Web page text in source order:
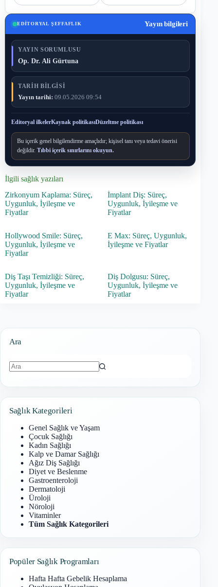
EDITORYAL ŞEFFAFLIK Yayın bilgileri
YAYIN SORUMLUSU
Op. Dr. Ali Gürtuna
TARIH BILGISI
Yayın tarihi: 09.05.2026 09:54
Editoryal ilkelerKaynak politikasıDüzeltme politikası
Bu içerik genel bilgilendirme amaçlıdır; kişisel tanı veya tedavi önerisi
değildir. Tıbbi içerik sınırlarını okuyun.
İlgili sağlık yazıları
Zirkonyum Kaplama: Süreç,
Uygunluk, İyileşme ve
Fiyatlar
İmplant Diş: Süreç,
Uygunluk, İyileşme ve
Fiyatlar
Hollywood Smile: Süreç,
Uygunluk, İyileşme ve
Fiyatlar
E Max: Süreç, Uygunluk,
İyileşme ve Fiyatlar
Diş Taşı Temizliği: Süreç,
Uygunluk, İyileşme ve
Fiyatlar
Diş Dolgusu: Süreç,
Uygunluk, İyileşme ve
Fiyatlar
Ara
Sağlık Kategorileri
Genel Sağlık ve Yaşam
Çocuk Sağlığı
Kadın Sağlığı
Kalp ve Damar Sağlığı
Ağız Diş Sağlığı
Diyet ve Beslenme
Gastroenteroloji
Dermatoloji
Üroloji
Nöroloji
Vitaminler
Tüm Sağlık Kategorileri
Popüler Sağlık Programları
Hafta Hafta Gebelik Hesaplama